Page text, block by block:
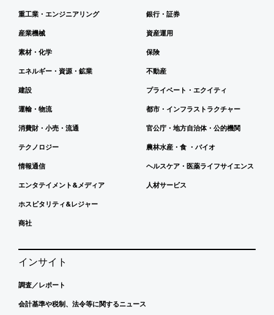
重工業・エンジニアリング
産業機械
素材・化学
エネルギー・資源・鉱業
建設
運輸・物流
消費財・小売・流通
テクノロジー
情報通信
エンタテイメント&メディア
ホスピタリティ&レジャー
商社
銀行・証券
資産運用
保険
不動産
プライベート・エクイティ
都市・インフラストラクチャー
官公庁・地方自治体・公的機関
農林水産・食 ・バイオ
ヘルスケア・医薬ライフサイエンス
人材サービス
インサイト
調査／レポート
会計基準や税制、法令等に関するニュース